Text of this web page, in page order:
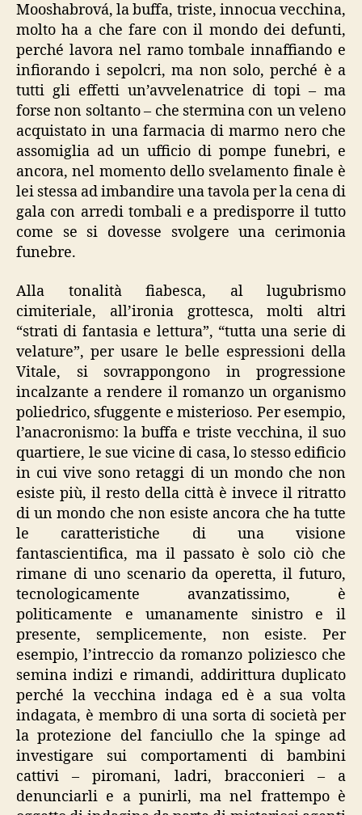
Mooshabrová, la buffa, triste, innocua vecchina,
molto ha a che fare con il mondo dei defunti,
perché lavora nel ramo tombale innaffiando e
infiorando i sepolcri, ma non solo, perché è a
tutti gli effetti un’avvelenatrice di topi – ma
forse non soltanto – che stermina con un veleno
acquistato in una farmacia di marmo nero che
assomiglia ad un ufficio di pompe funebri, e
ancora, nel momento dello svelamento finale è
lei stessa ad imbandire una tavola per la cena di
gala con arredi tombali e a predisporre il tutto
come se si dovesse svolgere una cerimonia
funebre.
Alla tonalità fiabesca, al lugubrismo
cimiteriale, all’ironia grottesca, molti altri
“strati di fantasia e lettura”, “tutta una serie di
velature”, per usare le belle espressioni della
Vitale, si sovrappongono in progressione
incalzante a rendere il romanzo un organismo
poliedrico, sfuggente e misterioso. Per esempio,
l’anacronismo: la buffa e triste vecchina, il suo
quartiere, le sue vicine di casa, lo stesso edificio
in cui vive sono retaggi di un mondo che non
esiste più, il resto della città è invece il ritratto
di un mondo che non esiste ancora che ha tutte
le caratteristiche di una visione
fantascientifica, ma il passato è solo ciò che
rimane di uno scenario da operetta, il futuro,
tecnologicamente avanzatissimo, è
politicamente e umanamente sinistro e il
presente, semplicemente, non esiste. Per
esempio, l’intreccio da romanzo poliziesco che
semina indizi e rimandi, addirittura duplicato
perché la vecchina indaga ed è a sua volta
indagata, è membro di una sorta di società per
la protezione del fanciullo che la spinge ad
investigare sui comportamenti di bambini
cattivi – piromani, ladri, bracconieri – a
denunciarli e a punirli, ma nel frattempo è